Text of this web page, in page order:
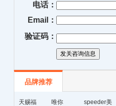
电话：
Email：
验证码：
品牌推荐
天赐福 唯你
speeder美